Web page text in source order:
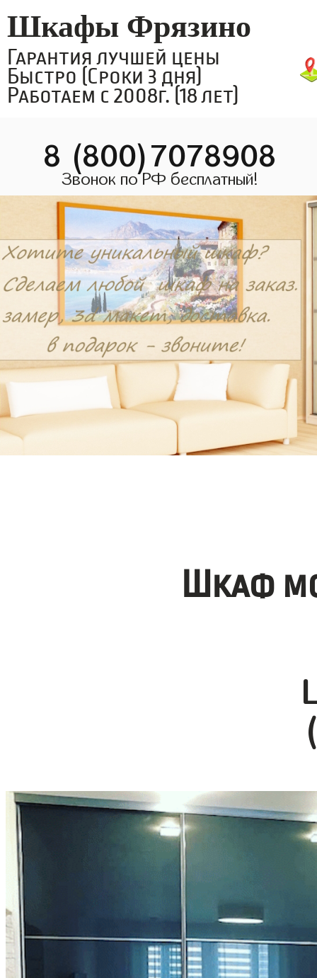
Шкафы Фрязино
Гарантия лучшей цены
Быстро (Сроки 3 дня)
Работаем с 2008г. (18 лет)
8 (800)7078908
Звонок по РФ бесплатный!
Шкаф